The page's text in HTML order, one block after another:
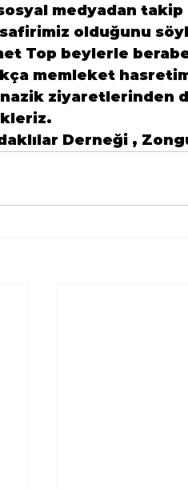
medyadan
olduğunu
Top beylerle
memleket
ziyaretlerinden
Derneği ,